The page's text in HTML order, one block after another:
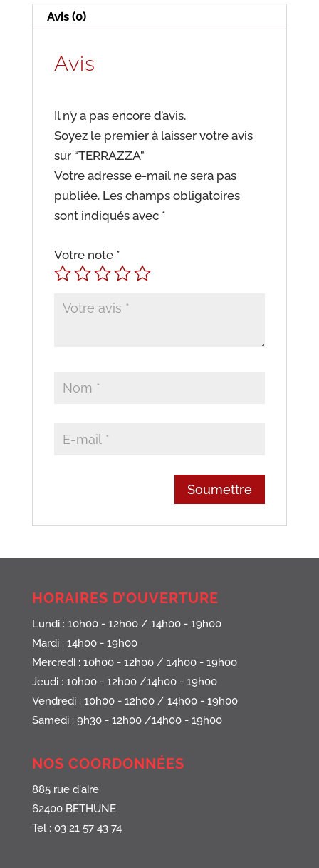
Avis (0)
Avis
Il n’y a pas encore d’avis.
Soyez le premier à laisser votre avis
sur “TERRAZZA”
Votre adresse e-mail ne sera pas
publiée. Les champs obligatoires
sont indiqués avec *
Votre note *
HORAIRES D’OUVERTURE
Lundi : 10h00 - 12h00 / 14h00 - 19h00
Mardi : 14h00 - 19h00
Mercredi : 10h00 - 12h00 / 14h00 - 19h00
Jeudi : 10h00 - 12h00 /14h00 - 19h00
Vendredi : 10h00 - 12h00 / 14h00 - 19h00
Samedi : 9h30 - 12h00 /14h00 - 19h00
NOS COORDONNÉES
885 rue d'aire
62400 BETHUNE
Tel : 03 21 57 43 74